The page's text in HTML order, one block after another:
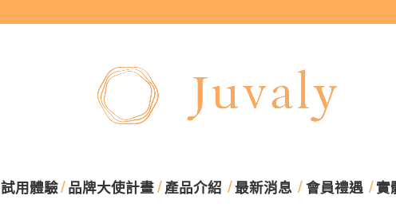
試用體驗 品牌大使計畫 產品介紹 最新消息 會員禮遇 實